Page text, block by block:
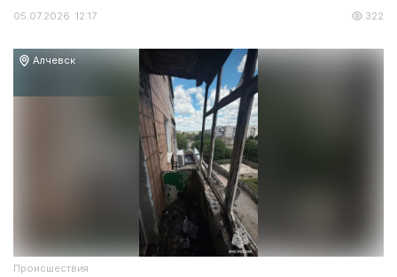
05.07.2026 12:17 322
Алчевск
Происшествия